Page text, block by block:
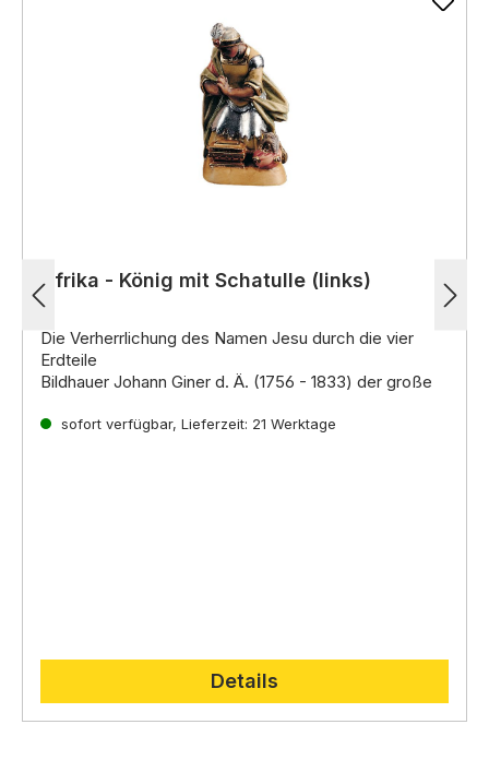
Afrika - König mit Schatulle (links)
Die Verherrlichung des Namen Jesu durch die vier
Erdteile
Bildhauer Johann Giner d. Ä. (1756 - 1833) der große
einer der älteste
sofort verfügbar, Lieferzeit: 21 Werktage
Details